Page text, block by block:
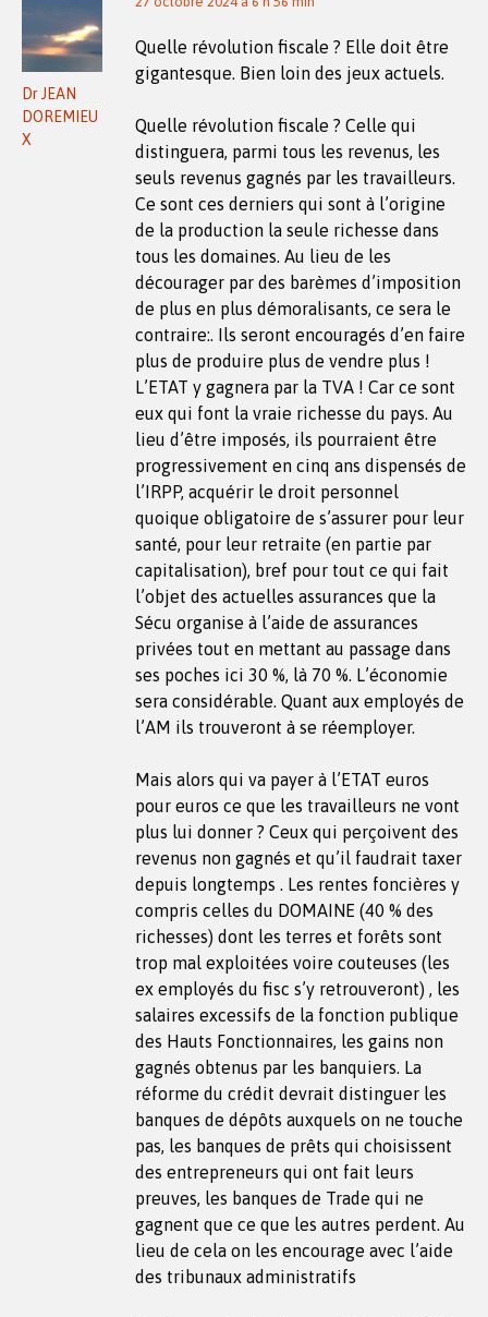
Dr JEAN
DOREMIEU
X
Quelle révolution fiscale ? Elle doit être
gigantesque. Bien loin des jeux actuels.
Quelle révolution fiscale ? Celle qui
distinguera, parmi tous les revenus, les
seuls revenus gagnés par les travailleurs.
Ce sont ces derniers qui sont à l’origine
de la production la seule richesse dans
tous les domaines. Au lieu de les
décourager par des barèmes d’imposition
de plus en plus démoralisants, ce sera le
contraire:. Ils seront encouragés d’en faire
plus de produire plus de vendre plus !
L’ETAT y gagnera par la TVA ! Car ce sont
eux qui font la vraie richesse du pays. Au
lieu d’être imposés, ils pourraient être
progressivement en cinq ans dispensés de
l’IRPP, acquérir le droit personnel
quoique obligatoire de s’assurer pour leur
santé, pour leur retraite (en partie par
capitalisation), bref pour tout ce qui fait
l’objet des actuelles assurances que la
Sécu organise à l’aide de assurances
privées tout en mettant au passage dans
ses poches ici 30 %, là 70 %. L’économie
sera considérable. Quant aux employés de
l’AM ils trouveront à se réemployer.
Mais alors qui va payer à l’ETAT euros
pour euros ce que les travailleurs ne vont
plus lui donner ? Ceux qui perçoivent des
revenus non gagnés et qu’il faudrait taxer
depuis longtemps . Les rentes foncières y
compris celles du DOMAINE (40 % des
richesses) dont les terres et forêts sont
trop mal exploitées voire couteuses (les
ex employés du fisc s’y retrouveront) , les
salaires excessifs de la fonction publique
des Hauts Fonctionnaires, les gains non
gagnés obtenus par les banquiers. La
réforme du crédit devrait distinguer les
banques de dépôts auxquels on ne touche
pas, les banques de prêts qui choisissent
des entrepreneurs qui ont fait leurs
preuves, les banques de Trade qui ne
gagnent que ce que les autres perdent. Au
lieu de cela on les encourage avec l’aide
des tribunaux administratifs